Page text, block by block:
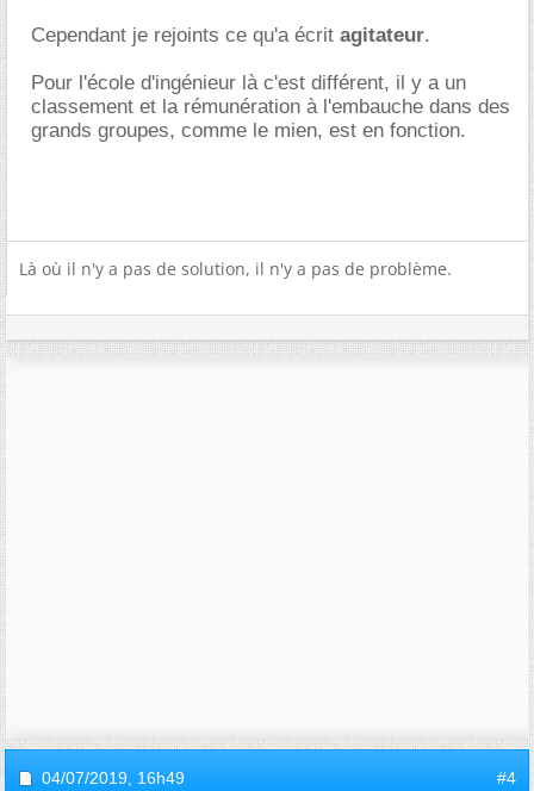
Cependant je rejoints ce qu'a écrit agitateur.
Pour l'école d'ingénieur là c'est différent, il y a un
classement et la rémunération à l'embauche dans des
grands groupes, comme le mien, est en fonction.
Là où il n'y a pas de solution, il n'y a pas de problème.
04/07/2019, 16h49 #4